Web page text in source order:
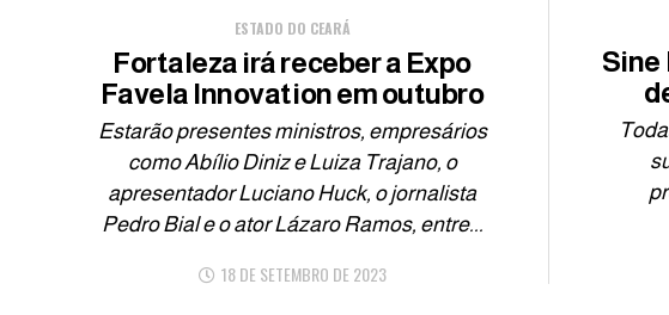
ESTADO DO CEARÁ
Fortaleza irá receber a Expo
Favela Innovation em outubro
Estarão presentes ministros, empresários
como Abílio Diniz e Luiza Trajano, o
apresentador Luciano Huck, o jornalista
Pedro Bial e o ator Lázaro Ramos, entre...
18 DE SETEMBRO DE 2023
Sine